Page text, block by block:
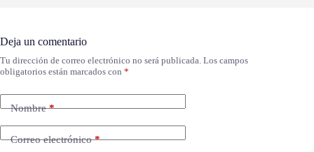
Deja un comentario
Tu dirección de correo electrónico no será publicada. Los campos
obligatorios están marcados con *
Nombre*
Correo electrónico*